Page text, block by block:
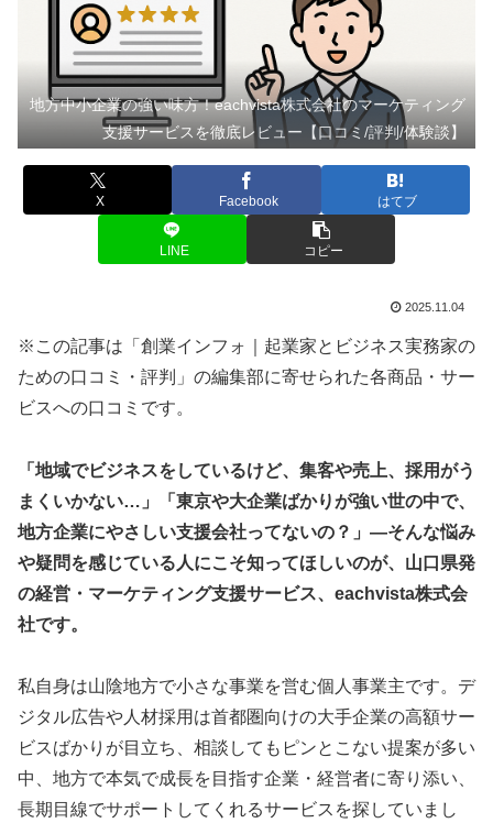
地方中小企業の強い味方！eachvista株式会社のマーケティング
支援サービスを徹底レビュー【口コミ/評判/体験談】
X Facebook はてブ
LINE コピー
2025.11.04
※この記事は「創業インフォ｜起業家とビジネス実務家の
ための口コミ・評判」の編集部に寄せられた各商品・サー
ビスへの口コミです。
「地域でビジネスをしているけど、集客や売上、採用がう
まくいかない…」「東京や大企業ばかりが強い世の中で、
地方企業にやさしい支援会社ってないの？」―そんな悩み
や疑問を感じている人にこそ知ってほしいのが、山口県発
の経営・マーケティング支援サービス、eachvista株式会
社です。
私自身は山陰地方で小さな事業を営む個人事業主です。デ
ジタル広告や人材採用は首都圏向けの大手企業の高額サー
ビスばかりが目立ち、相談してもピンとこない提案が多い
中、地方で本気で成長を目指す企業・経営者に寄り添い、
長期目線でサポートしてくれるサービスを探していまし